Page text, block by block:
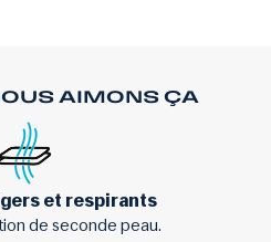
AIMONS ÇA
et respirants
de seconde peau.